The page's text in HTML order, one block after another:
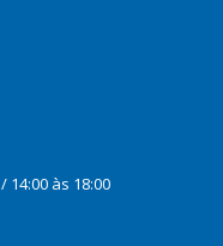
14:00 às 18:00